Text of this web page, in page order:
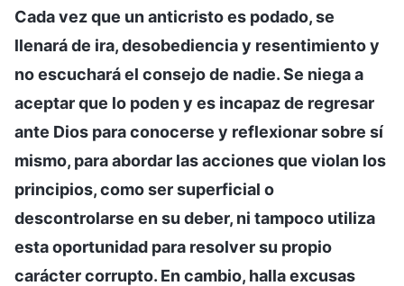
Cada vez que un anticristo es podado, se
llenará de ira, desobediencia y resentimiento y
no escuchará el consejo de nadie. Se niega a
aceptar que lo poden y es incapaz de regresar
ante Dios para conocerse y reflexionar sobre sí
mismo, para abordar las acciones que violan los
principios, como ser superficial o
descontrolarse en su deber, ni tampoco utiliza
esta oportunidad para resolver su propio
carácter corrupto. En cambio, halla excusas